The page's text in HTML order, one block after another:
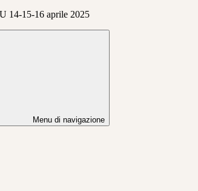
14-15-16 aprile 2025
Menu di navigazione